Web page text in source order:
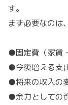
す。
まず必要なのは
●固定費（家賃
●今後増える支
●将来の収入の
●余力としての